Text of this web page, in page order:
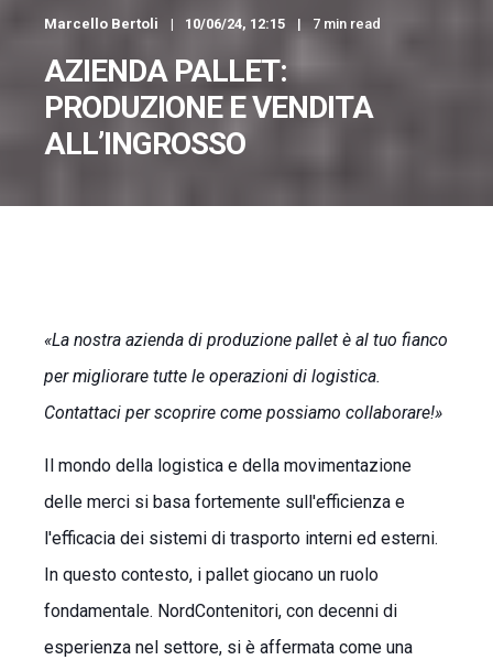
Marcello Bertoli 10/06/24, 12:15 7 min read
AZIENDA PALLET:
PRODUZIONE E VENDITA
ALL’INGROSSO
La nostra azienda di produzione pallet è al tuo fianco
per migliorare tutte le operazioni di logistica.
Contattaci per scoprire come possiamo collaborare!
Il mondo della logistica e della movimentazione
delle merci si basa fortemente sull'efficienza e
l'efficacia dei sistemi di trasporto interni ed esterni.
In questo contesto, i pallet giocano un ruolo
fondamentale. NordContenitori, con decenni di
esperienza nel settore, si è affermata come una